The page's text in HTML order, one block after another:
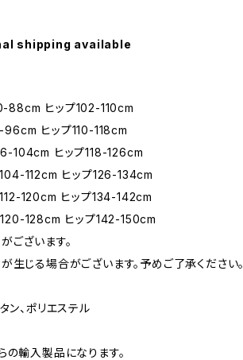
shipping available
88cm ヒップ102-110cm
ヒップ110-118cm
104cm ヒップ118-126cm
112cm ヒップ126-134cm
120cm ヒップ134-142cm
128cm ヒップ142-150cm
ございます。
生じる場合がございます。予めご了承ください。
ン、ポリエステル
の輸入製品になります。